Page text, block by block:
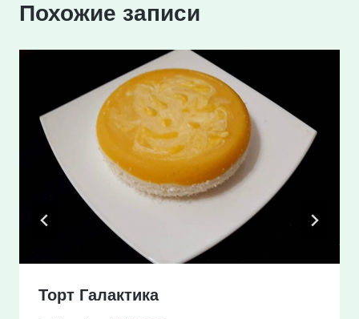
Похожие записи
Торт Галактика